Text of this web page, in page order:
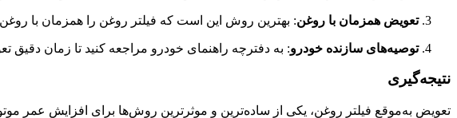
تعویض همزمان با روغن: بهترین روش این است که فیلتر روغن را همزمان با روغن
توصیه‌های سازنده خودرو: به دفترچه راهنمای خودرو مراجعه کنید تا زمان
نتیجه‌گیری
تعویض به‌موقع فیلتر روغن، یکی از ساده‌ترین و موثرترین روش‌ها برای افزایش عمر